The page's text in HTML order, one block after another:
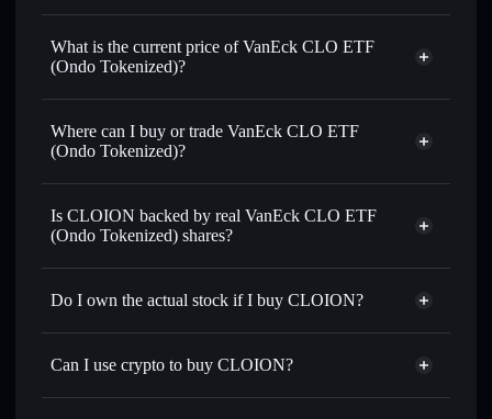
VanEck CLO ETF (Ondo Tokenized)
What is the current price of VanEck CLO ETF
(Ondo Tokenized)?
VanEck CLO ETF (Ondo Tokenized)
Where can I buy or trade VanEck CLO ETF
(Ondo Tokenized)?
Is CLOION backed by real VanEck CLO ETF
(Ondo Tokenized) shares?
Do I own the actual stock if I buy CLOION?
Can I use crypto to buy CLOION?